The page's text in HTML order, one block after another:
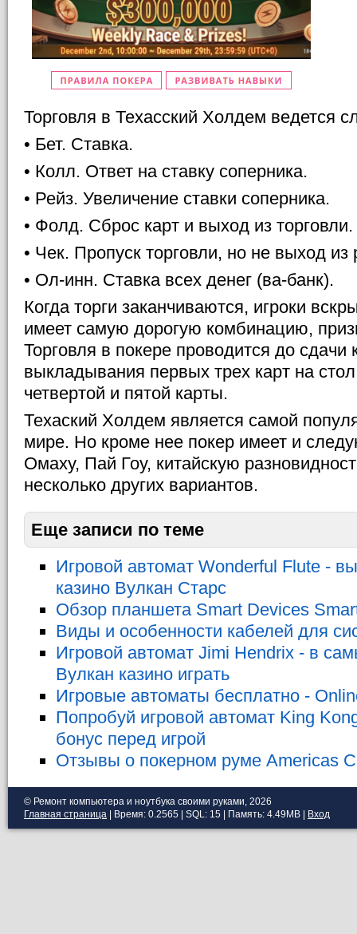
Торговля в Техасский Холдем ведется
• Бет. Ставка.
• Колл. Ответ на ставку соперника.
• Рейз. Увеличение ставки соперника.
• Фолд. Сброс карт и выход из торговли.
• Чек. Пропуск торговли, но не выход
• Ол-инн. Ставка всех денег (ва-банк).
Когда торги заканчиваются, игроки
имеет самую дорогую комбинацию,
Торговля в покере проводится до сдачи
выкладывания первых трех карт на
четвертой и пятой карты.
Техаский Холдем является самой
мире. Но кроме нее покер имеет и
Омаху, Пай Гоу, китайскую
несколько других вариантов.
Еще записи по теме
Игровой автомат Wonderful Flute -
казино Вулкан Старс
Обзор планшета Smart Devices
Виды и особенности кабелей для
Игровой автомат Jimi Hendrix - в
Вулкан казино играть
Игровые автоматы бесплатно -
Попробуй игровой автомат King
бонус перед игрой
Отзывы о покерном руме Americas
© Ремонт компьютера и ноутбука своими руками, 2026
Главная страница | Время: 0.2565 | SQL: 15 | Память: 4.49MB Вход